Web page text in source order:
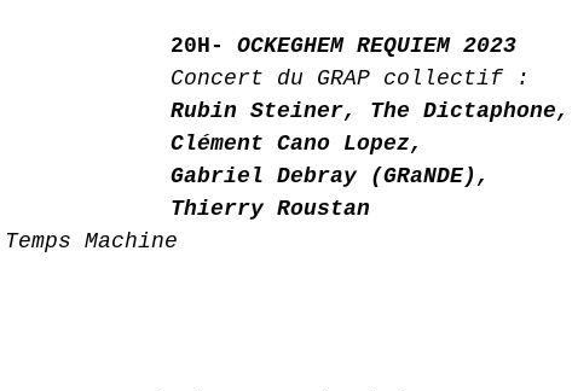
20H- OCKEGHEM REQUIEM 2023
Concert du GRAP collectif :
Rubin Steiner, The Dictaphone,
Clément Cano Lopez,
Gabriel Debray (GRaNDE),
Thierry Roustan
Machine